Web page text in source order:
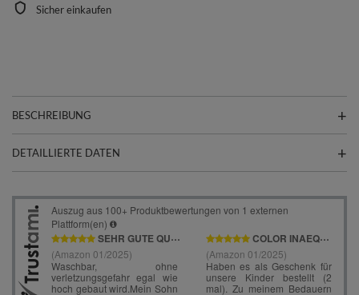
Sicher einkaufen
BESCHREIBUNG
DETAILLIERTE DATEN